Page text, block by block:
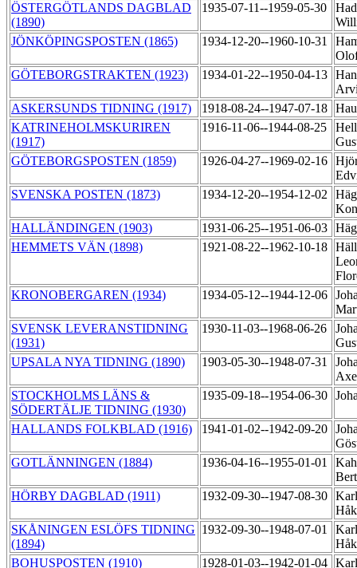
ÖSTERGÖTLANDS DAGBLAD
(1890)
1935-07-11--1959-05-30
JÖNKÖPINGSPOSTEN (1865)
1934-12-20--1960-10-31
GÖTEBORGSTRAKTEN (1923)
1934-01-22--1950-04-13
ASKERSUNDS TIDNING (1917)
1918-08-24--1947-07-18
KATRINEHOLMSKURIREN
(1917)
1916-11-06--1944-08-25
GÖTEBORGSPOSTEN (1859)
1926-04-27--1969-02-16
SVENSKA POSTEN (1873)
1934-12-20--1954-12-02
HALLÄNDINGEN (1903)
1931-06-25--1951-06-03
HEMMETS VÄN (1898)
1921-08-22--1962-10-18
KRONOBERGAREN (1934)
1934-05-12--1944-12-06
SVENSK LEVERANSTIDNING
(1931)
1930-11-03--1968-06-26
UPSALA NYA TIDNING (1890)
1903-05-30--1948-07-31
STOCKHOLMS LÄNS &
SÖDERTÄLJE TIDNING (1930)
1935-09-18--1954-06-30
HALLANDS FOLKBLAD (1916) 1941-01-02--1942-09-20
GOTLÄNNINGEN (1884)
1936-04-16--1955-01-01
HÖRBY DAGBLAD (1911)
1932-09-30--1947-08-30
SKÅNINGEN ESLÖFS TIDNING
(1894)
1932-09-30--1948-07-01
BOHUSPOSTEN (1910)
1928-01-03--1942-01-04